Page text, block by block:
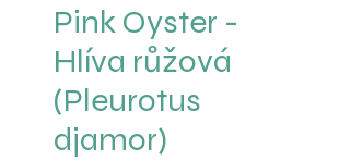
Pink Oyster -
Hlíva růžová
(Pleurotus
djamor)